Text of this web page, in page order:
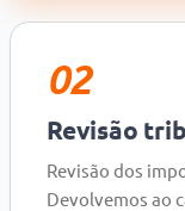
02
Revisão
Revisão dos
Devolvemos ao